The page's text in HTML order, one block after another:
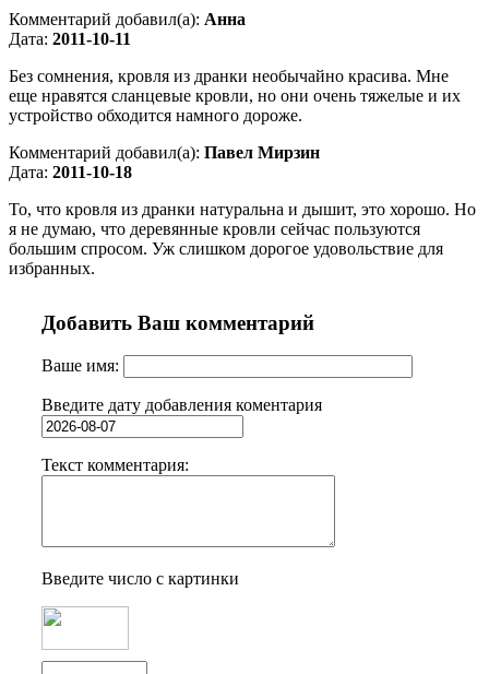
Комментарий добавил(а): Анна
Дата: 2011-10-11
Без сомнения, кровля из дранки необычайно красива. Мне
еще нравятся сланцевые кровли, но они очень тяжелые и их
устройство обходится намного дороже.
Комментарий добавил(а): Павел Мирзин
Дата: 2011-10-18
То, что кровля из дранки натуральна и дышит, это хорошо. Но
я не думаю, что деревянные кровли сейчас пользуются
большим спросом. Уж слишком дорогое удовольствие для
избранных.
Добавить Ваш комментарий
Ваше имя:
Введите дату добавления коментария
Текст комментария:
Введите число с картинки